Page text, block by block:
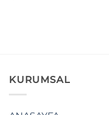
KURUMSAL